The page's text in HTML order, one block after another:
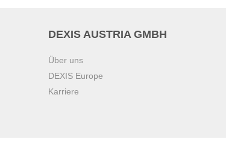
DEXIS AUSTRIA GMBH
Über uns
DEXIS Europe
Karriere